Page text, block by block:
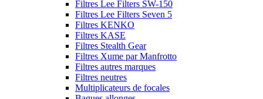
Filtres Lee Filters SW-150
Filtres Lee Filters Seven 5
Filtres KENKO
Filtres KASE
Filtres Stealth Gear
Filtres Xume par Manfrotto
Filtres autres marques
Filtres neutres
Multiplicateurs de focales